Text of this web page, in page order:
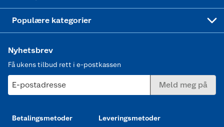
Populære kategorier
Nyhetsbrev
Få ukens tilbud rett i e-postkassen
E-postadresse Meld meg på
Betalingsmetoder Leveringsmetoder